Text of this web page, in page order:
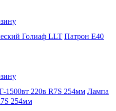
Патрон Е40
Лампа
254мм